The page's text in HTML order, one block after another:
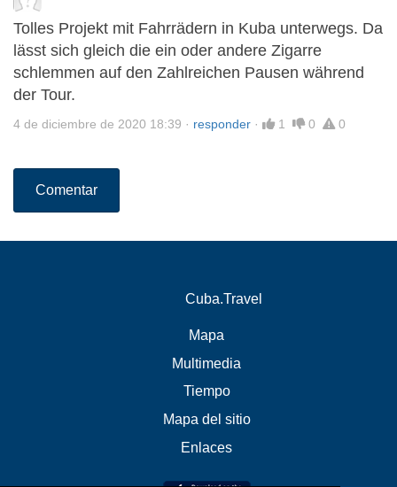
Tolles Projekt mit Fahrrädern in Kuba unterwegs. Da
lässt sich gleich die ein oder andere Zigarre
schlemmen auf den Zahlreichen Pausen während
der Tour.
4 de diciembre de 2020 18:39 · responder · 1 0 0
Comentar
Cuba.Travel
Mapa
Multimedia
Tiempo
Mapa del sitio
Enlaces